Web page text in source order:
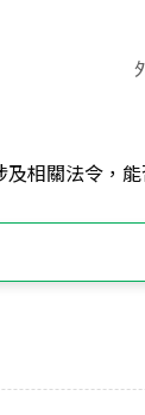
相關法令，